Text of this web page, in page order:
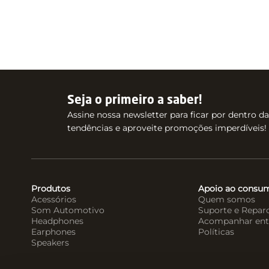
Seja o primeiro a saber!
Assine nossa newsletter para ficar por dentro
tendências e aproveite promoções imperdíveis!
Produtos
Acessórios
Som Automotivo
Headphones
Earphones
Speakers
Apoio ao
Quem somos
Suporte e
Acompanhar
Políticas